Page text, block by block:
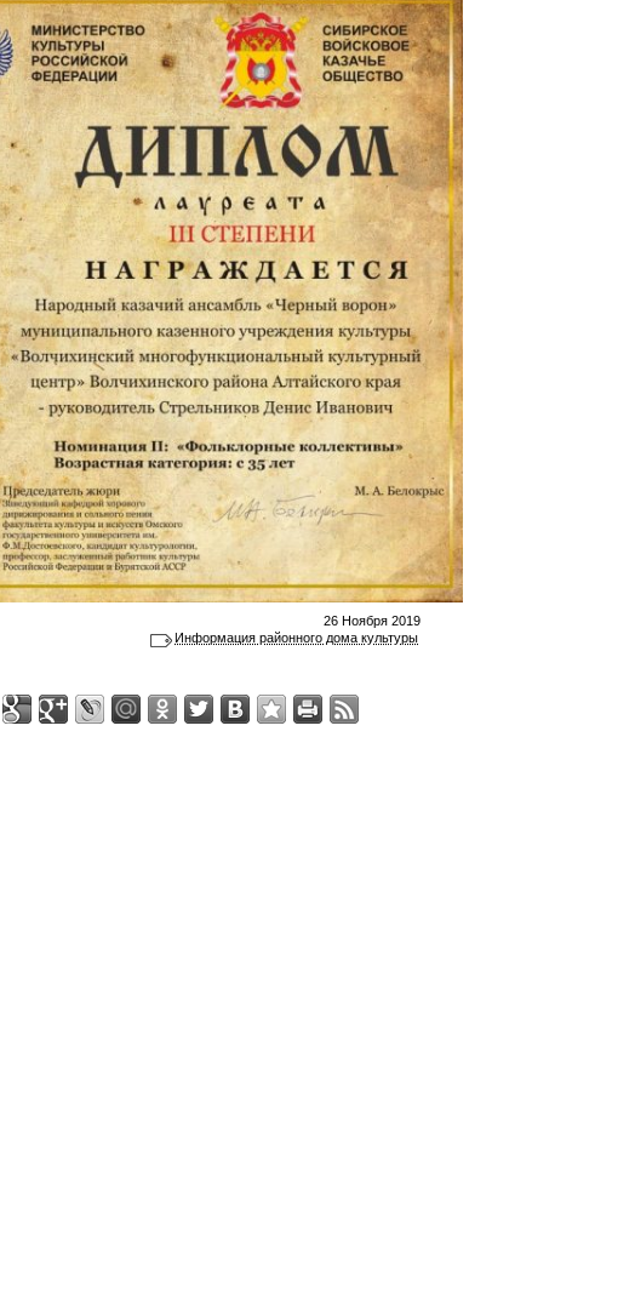
26 Ноября 2019
Информация районного дома культуры